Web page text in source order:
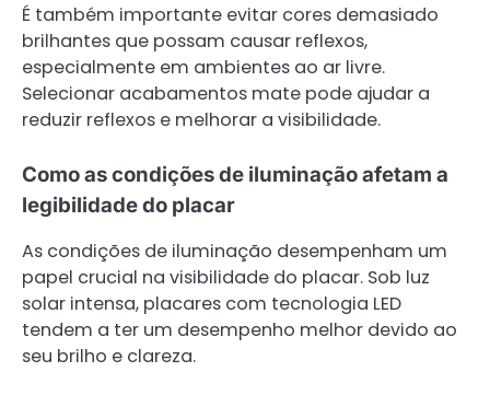
É também importante evitar cores demasiado
brilhantes que possam causar reflexos,
especialmente em ambientes ao ar livre.
Selecionar acabamentos mate pode ajudar a
reduzir reflexos e melhorar a visibilidade.
Como as condições de iluminação afetam a
legibilidade do placar
As condições de iluminação desempenham um
papel crucial na visibilidade do placar. Sob luz
solar intensa, placares com tecnologia LED
tendem a ter um desempenho melhor devido ao
seu brilho e clareza.